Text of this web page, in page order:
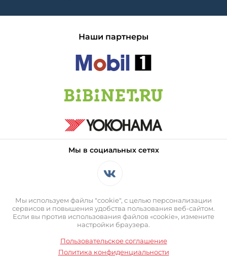
Наши партнеры
Мы в социальных сетях
Мы используем файлы "cookie", с целью персонализации
сервисов и повышения удобства пользования веб-сайтом.
Если вы против использования файлов «cookie», измените
настройки браузера.
Пользовательское соглашение
Политика конфиденциальности